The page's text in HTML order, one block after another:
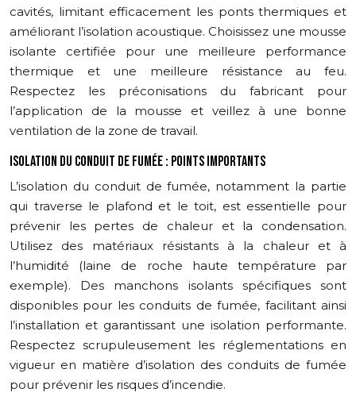
cavités, limitant efficacement les ponts thermiques et
améliorant l’isolation acoustique. Choisissez une mousse
isolante certifiée pour une meilleure performance
thermique et une meilleure résistance au feu.
Respectez les préconisations du fabricant pour
l’application de la mousse et veillez à une bonne
ventilation de la zone de travail.
ISOLATION DU CONDUIT DE FUMÉE : POINTS IMPORTANTS
L’isolation du conduit de fumée, notamment la partie
qui traverse le plafond et le toit, est essentielle pour
prévenir les pertes de chaleur et la condensation.
Utilisez des matériaux résistants à la chaleur et à
l’humidité (laine de roche haute température par
exemple). Des manchons isolants spécifiques sont
disponibles pour les conduits de fumée, facilitant ainsi
l’installation et garantissant une isolation performante.
Respectez scrupuleusement les réglementations en
vigueur en matière d’isolation des conduits de fumée
pour prévenir les risques d’incendie.